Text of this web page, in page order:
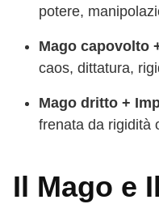
potere,
Mago capovolto
caos, dittatura,
Mago dritto +
frenata da rigidità
Il Mago e